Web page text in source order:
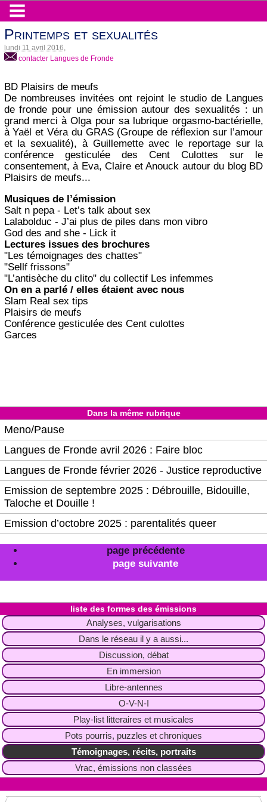
Printemps et sexualités
lundi 11 avril 2016
contacter Langues de Fronde
BD Plaisirs de meufs
De nombreuses invitées ont rejoint le studio de Langues
de fronde pour une émission autour des sexualités : un
grand merci à Olga pour sa lubrique orgasmo-bactérielle,
à Yaël et Véra du GRAS (Groupe de réflexion sur l’amour
et la sexualité), à Guillemette avec le reportage sur la
conférence gesticulée des Cent Culottes sur le
consentement, à Eva, Claire et Anouck autour du blog BD
Plaisirs de meufs...
Musiques de l’émission
Salt n pepa - Let’s talk about sex
Lalabolduc - J’ai plus de piles dans mon vibro
God des and she - Lick it
Lectures issues des brochures
"Les témoignages des chattes"
"Sellf frissons"
"L’antisèche du clito" du collectif Les infemmes
On en a parlé / elles étaient avec nous
Slam Real sex tips
Plaisirs de meufs
Conférence gesticulée des Cent culottes
Garces
Dans la même rubrique
Meno/Pause
Langues de Fronde avril 2026 : Faire bloc
Langues de Fronde février 2026 - Justice reproductive
Emission de septembre 2025 : Débrouille, Bidouille,
Taloche et Douille !
Emission d’octobre 2025 : parentalités queer
page précédente
page suivante
liste des formes des émissions
Analyses, vulgarisations
Dans le réseau il y a aussi...
Discussion, débat
En immersion
Libre-antennes
O-V-N-I
Play-list litteraires et musicales
Pots pourris, puzzles et chroniques
Témoignages, récits, portraits
Vrac, émissions non classées